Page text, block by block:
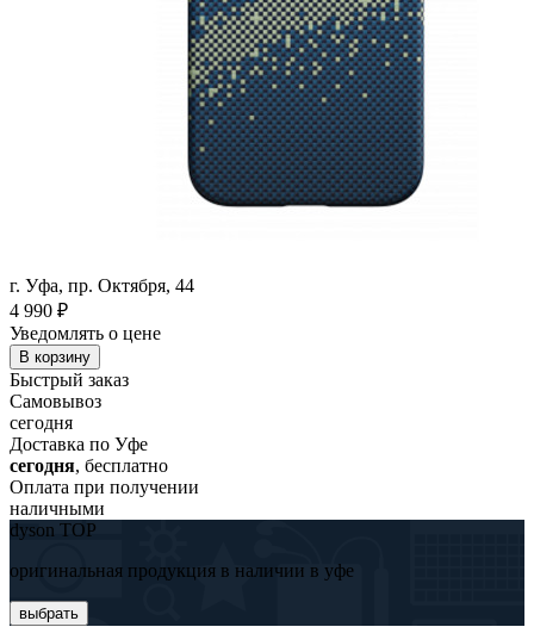
г. Уфа, пр. Октября, 44
4 990 ₽
Уведомлять о цене
В корзину
Быстрый заказ
Самовывоз
сегодня
Доставка по Уфе
сегодня, бесплатно
Оплата при получении
наличными
dyson TOP
оригинальная продукция в наличии в уфе
выбрать